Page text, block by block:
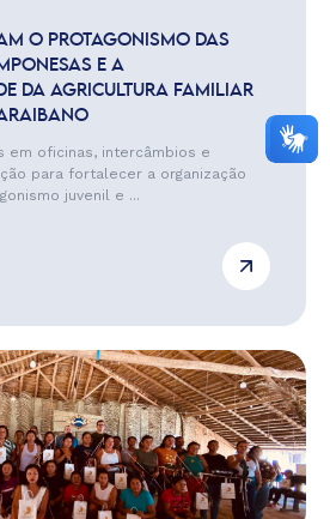
O PROTAGONISMO DAS
E A
DA AGRICULTURA FAMILIAR
em oficinas, intercâmbios e
para fortalecer a organização
juvenil e ...